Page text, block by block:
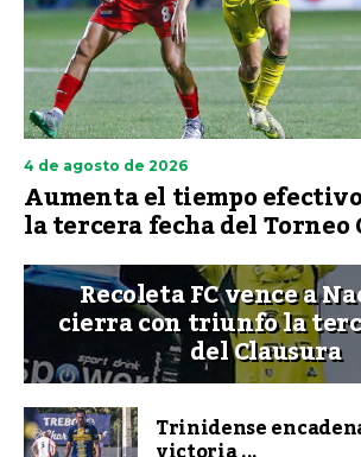
4 de agosto de 2026
Aumenta el tiempo
la tercera fecha del Torneo
Recoleta FC vence a
cierra con triunfo la
del Clausura
Trinidense